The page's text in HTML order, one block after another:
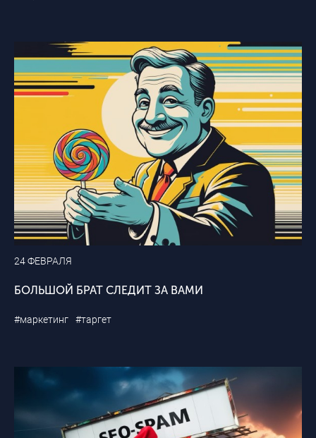
24 ФЕВРАЛЯ
БОЛЬШОЙ БРАТ СЛЕДИТ ЗА ВАМИ
#маркетинг #таргет